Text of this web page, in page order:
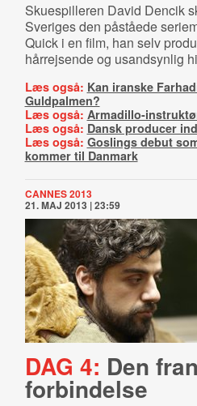
Skuespilleren David Dencik
Sveriges den påståede
Quick i en film, han selv
hårrejsende og usandsynlig
Læs også: Kan iranske
Guldpalmen?
Læs også: Armadillo-
Læs også: Dansk producer
Læs også: Goslings debut
kommer til Danmark
CANNES 2013
21. MAJ 2013 | 23:59
DAG 4: Den
forbindelse